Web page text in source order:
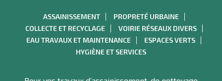
ASSAINISSEMENT
PROPRETÉ URBAINE
COLLECTE ET RECYCLAGE
VOIRIE RÉSEAUX DIVERS
EAU TRAVAUX ET MAINTENANCE
ESPACES VERTS
HYGIÈNE ET SERVICES